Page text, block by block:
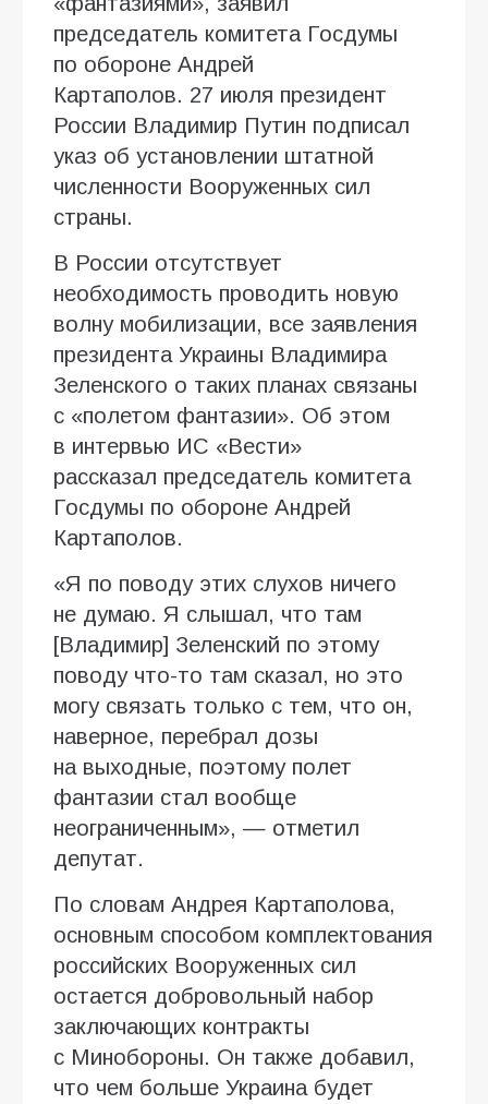
председатель комитета Госдумы
по обороне Андрей
Картаполов. 27 июля президент
России Владимир Путин подписал
указ об установлении штатной
численности Вооруженных сил
страны.
В России отсутствует
необходимость проводить новую
волну мобилизации, все заявления
президента Украины Владимира
Зеленского о таких планах связаны
с «полетом фантазии». Об этом
в интервью ИC «Вести»
рассказал председатель комитета
Госдумы по обороне Андрей
Картаполов.
«Я по поводу этих слухов ничего
не думаю. Я слышал, что там
[Владимир] Зеленский по этому
поводу что-то там сказал, но это
могу связать только с тем, что он,
наверное, перебрал дозы
на выходные, поэтому полет
фантазии стал вообще
неограниченным», — отметил
депутат.
По словам Андрея Картаполова,
основным способом комплектования
российских Вооруженных сил
остается добровольный набор
заключающих контракты
с Минобороны. Он также добавил,
что чем больше Украина будет